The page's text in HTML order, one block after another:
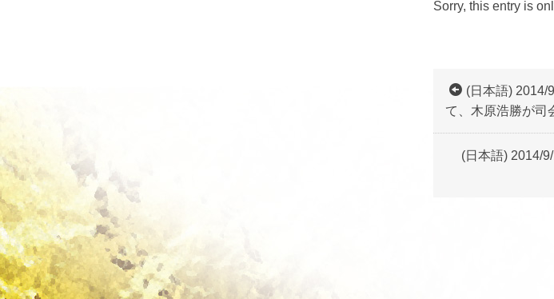
Sorry, this entry is
(日本語) 2014/
て、木原浩勝が司
(日本語) 2014/